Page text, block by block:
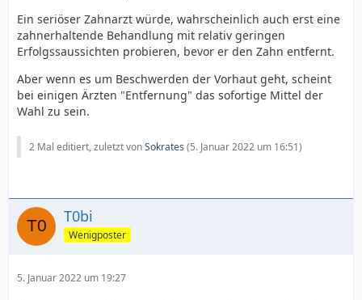
Ein seriöser Zahnarzt würde, wahrscheinlich auch erst eine
zahnerhaltende Behandlung mit relativ geringen
Erfolgssaussichten probieren, bevor er den Zahn entfernt.
Aber wenn es um Beschwerden der Vorhaut geht, scheint
bei einigen Ärzten "Entfernung" das sofortige Mittel der
Wahl zu sein.
2 Mal editiert, zuletzt vonSokrates (5. Januar 2022 um 16:51)
T0bi
Wenigposter
5. Januar 2022 um 19:27